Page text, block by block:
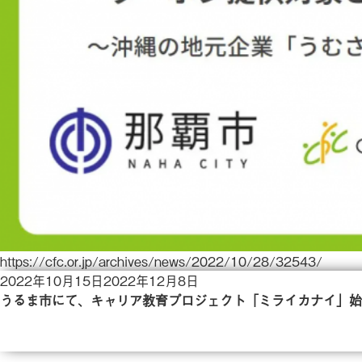
https://cfc.or.jp/archives/news/2022/10/28/32543/
投
稿
2022年10月15日2022年12月8日
うるま市にて、キャリア教育プロジェクト「ミライカナイ」